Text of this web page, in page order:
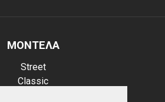
ΜΟΝΤΕΛΑ
Street
Classic